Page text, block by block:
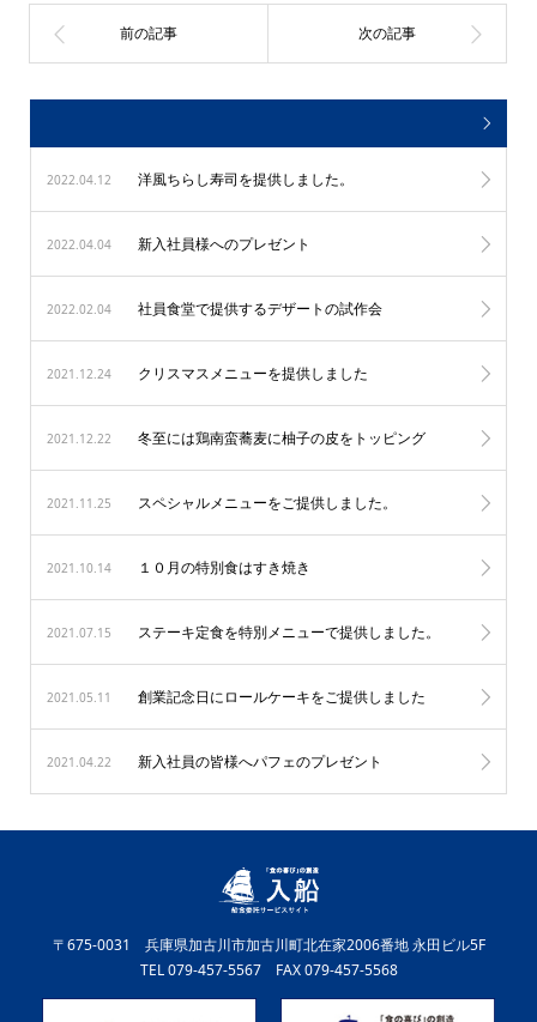
2022.04.12 洋風ちらし寿司を提供しました。
2022.04.04 新入社員様へのプレゼント
2022.02.04 社員食堂で提供するデザートの試作会
2021.12.24 クリスマスメニューを提供しました
2021.12.22 冬至には鶏南蛮蕎麦に柚子の皮をトッピング
2021.11.25 スペシャルメニューをご提供しました。
2021.10.14 １０月の特別食はすき焼き
2021.07.15 ステーキ定食を特別メニューで提供しました。
2021.05.11 創業記念日にロールケーキをご提供しました
2021.04.22 新入社員の皆様へパフェのプレゼント
〒675-0031 兵庫県加古川市加古川町北在家2006番地 永田ビル5F
TEL 079-457-5567 FAX 079-457-5568